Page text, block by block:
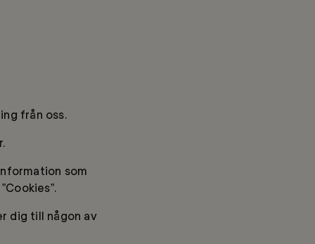
från oss.
som
dig till någon av